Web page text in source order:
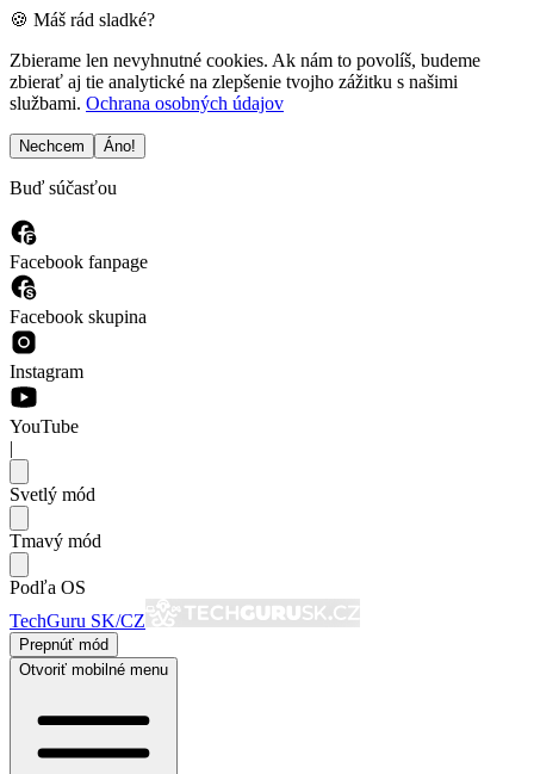
🍪 Máš rád sladké?
Zbierame len nevyhnutné cookies. Ak nám to povolíš, budeme
zbierať aj tie analytické na zlepšenie tvojho zážitku s našimi
službami. Ochrana osobných údajov
Nechcem Áno!
Buď súčasťou
Facebook fanpage
Facebook skupina
Instagram
YouTube
|
Svetlý mód
Tmavý mód
Podľa OS
TechGuru SK/CZ
Prepnúť mód
Otvoriť mobilné menu